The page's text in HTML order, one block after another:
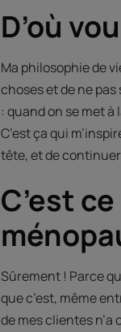
D’où
Ma philosophie de
choses et de ne
: quand on se met
C’est ça qui
tête, et de
C’est
Sûrement ! Parce
que c’est, même
de mes clientes n’a